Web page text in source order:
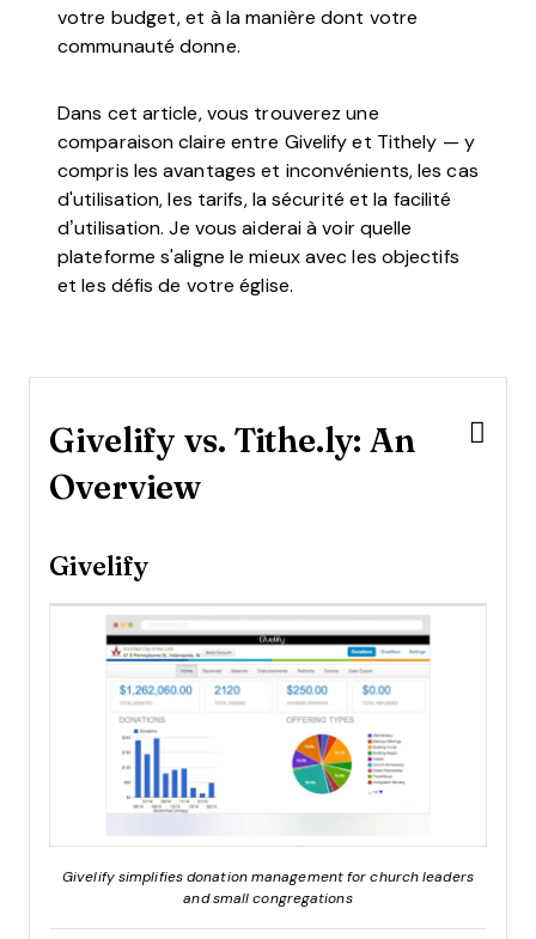
votre budget, et à la manière dont votre
communauté donne.
Dans cet article, vous trouverez une
comparaison claire entre Givelify et Tithely — y
compris les avantages et inconvénients, les cas
d'utilisation, les tarifs, la sécurité et la facilité
d’utilisation. Je vous aiderai à voir quelle
plateforme s'aligne le mieux avec les objectifs
et les défis de votre église.
Givelify vs. Tithe.ly: An
Overview
Givelify
Givelify simplifies donation management for church leaders
and small congregations